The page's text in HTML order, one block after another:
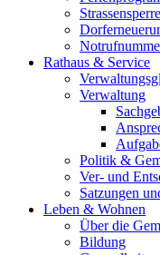
Rathaus & Service
Verwaltung
Politik &
Ver- und
Satzungen
Leben & Wohnen
Über die
Bildung